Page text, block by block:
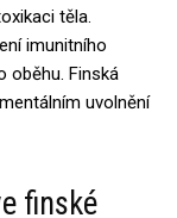
těla.
imunitního
oběhu. Finská
uvolnění
finské